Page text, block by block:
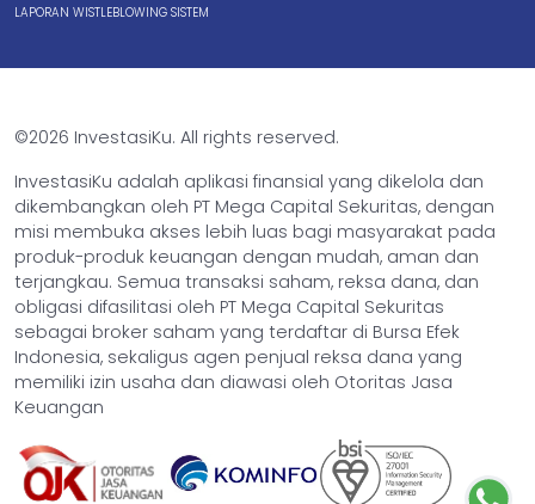
LAPORAN WISTLEBLOWING SISTEM
©2026 InvestasiKu. All rights reserved.
InvestasiKu adalah aplikasi finansial yang dikelola dan
dikembangkan oleh PT Mega Capital Sekuritas, dengan
misi membuka akses lebih luas bagi masyarakat pada
produk-produk keuangan dengan mudah, aman dan
terjangkau. Semua transaksi saham, reksa dana, dan
obligasi difasilitasi oleh PT Mega Capital Sekuritas
sebagai broker saham yang terdaftar di Bursa Efek
Indonesia, sekaligus agen penjual reksa dana yang
memiliki izin usaha dan diawasi oleh Otoritas Jasa
Keuangan